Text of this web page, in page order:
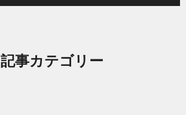
記事カテゴリー